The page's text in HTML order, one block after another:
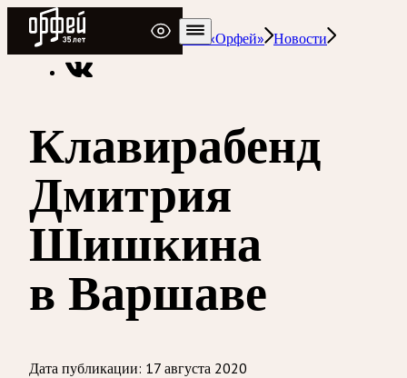
Радио Орфей
Радио классической музыки «Орфей» Новости
Клавирабенд
Дмитрия
Шишкина
в Варшаве
Дата публикации: 17 августа 2020